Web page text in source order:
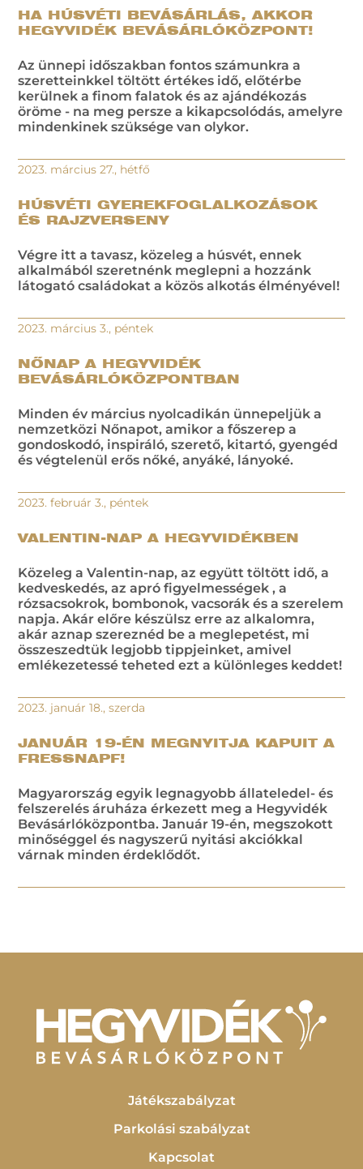
HA HÚSVÉTI BEVÁSÁRLÁS, AKKOR
HEGYVIDÉK BEVÁSÁRLÓKÖZPONT!
Az ünnepi időszakban fontos számunkra a
szeretteinkkel töltött értékes idő, előtérbe
kerülnek a finom falatok és az ajándékozás
öröme - na meg persze a kikapcsolódás, amelyre
mindenkinek szüksége van olykor.
2023. március 27., hétfő
HÚSVÉTI GYEREKFOGLALKOZÁSOK
ÉS RAJZVERSENY
Végre itt a tavasz, közeleg a húsvét, ennek
alkalmából szeretnénk meglepni a hozzánk
látogató családokat a közös alkotás élményével!
2023. március 3., péntek
NŐNAP A HEGYVIDÉK
BEVÁSÁRLÓKÖZPONTBAN
Minden év március nyolcadikán ünnepeljük a
nemzetközi Nőnapot, amikor a főszerep a
gondoskodó, inspiráló, szerető, kitartó, gyengéd
és végtelenül erős nőké, anyáké, lányoké.
2023. február 3., péntek
VALENTIN-NAP A HEGYVIDÉKBEN
Közeleg a Valentin-nap, az együtt töltött idő, a
kedveskedés, az apró figyelmességek , a
rózsacsokrok, bombonok, vacsorák és a szerelem
napja. Akár előre készülsz erre az alkalomra,
akár aznap szereznéd be a meglepetést, mi
összeszedtük legjobb tippjeinket, amivel
emlékezetessé teheted ezt a különleges keddet!
2023. január 18., szerda
JANUÁR 19-ÉN MEGNYITJA KAPUIT A
FRESSNAPF!
Magyarország egyik legnagyobb állateledel- és
felszerelés áruháza érkezett meg a Hegyvidék
Bevásárlóközpontba. Január 19-én, megszokott
minőséggel és nagyszerű nyitási akciókkal
várnak minden érdeklődőt.
Játékszabályzat
Parkolási szabályzat
Kapcsolat